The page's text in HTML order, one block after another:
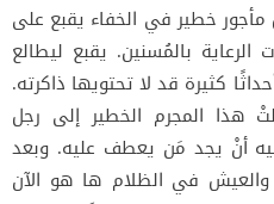
مأجور خطير في الخفاء يقبع على
بالمُسنين. يقبع ليطالع
كثيرة قد لا تحتويها ذاكرته.
هذا المجرم الخطير إلى رجل
أنْ يجد مَن يعطف عليه. وبعد
والعيش في الظلام ها هو الآن